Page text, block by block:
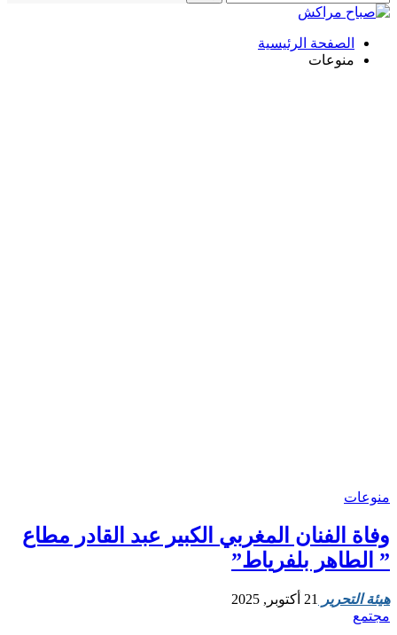
الصفحة الرئيسية
منوعات
منوعات
وفاة الفنان المغربي الكبير عبد القادر مطاع
” الطاهر بلفرياط”
هيئة التحرير
21 أكتوبر, 2025
مجتمع